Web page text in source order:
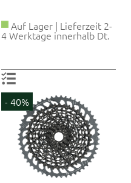
Auf Lager | Lieferzeit 2-
4 Werktage innerhalb Dt.
- 40%